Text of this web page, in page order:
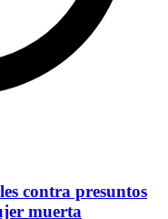
contra presuntos
muerta